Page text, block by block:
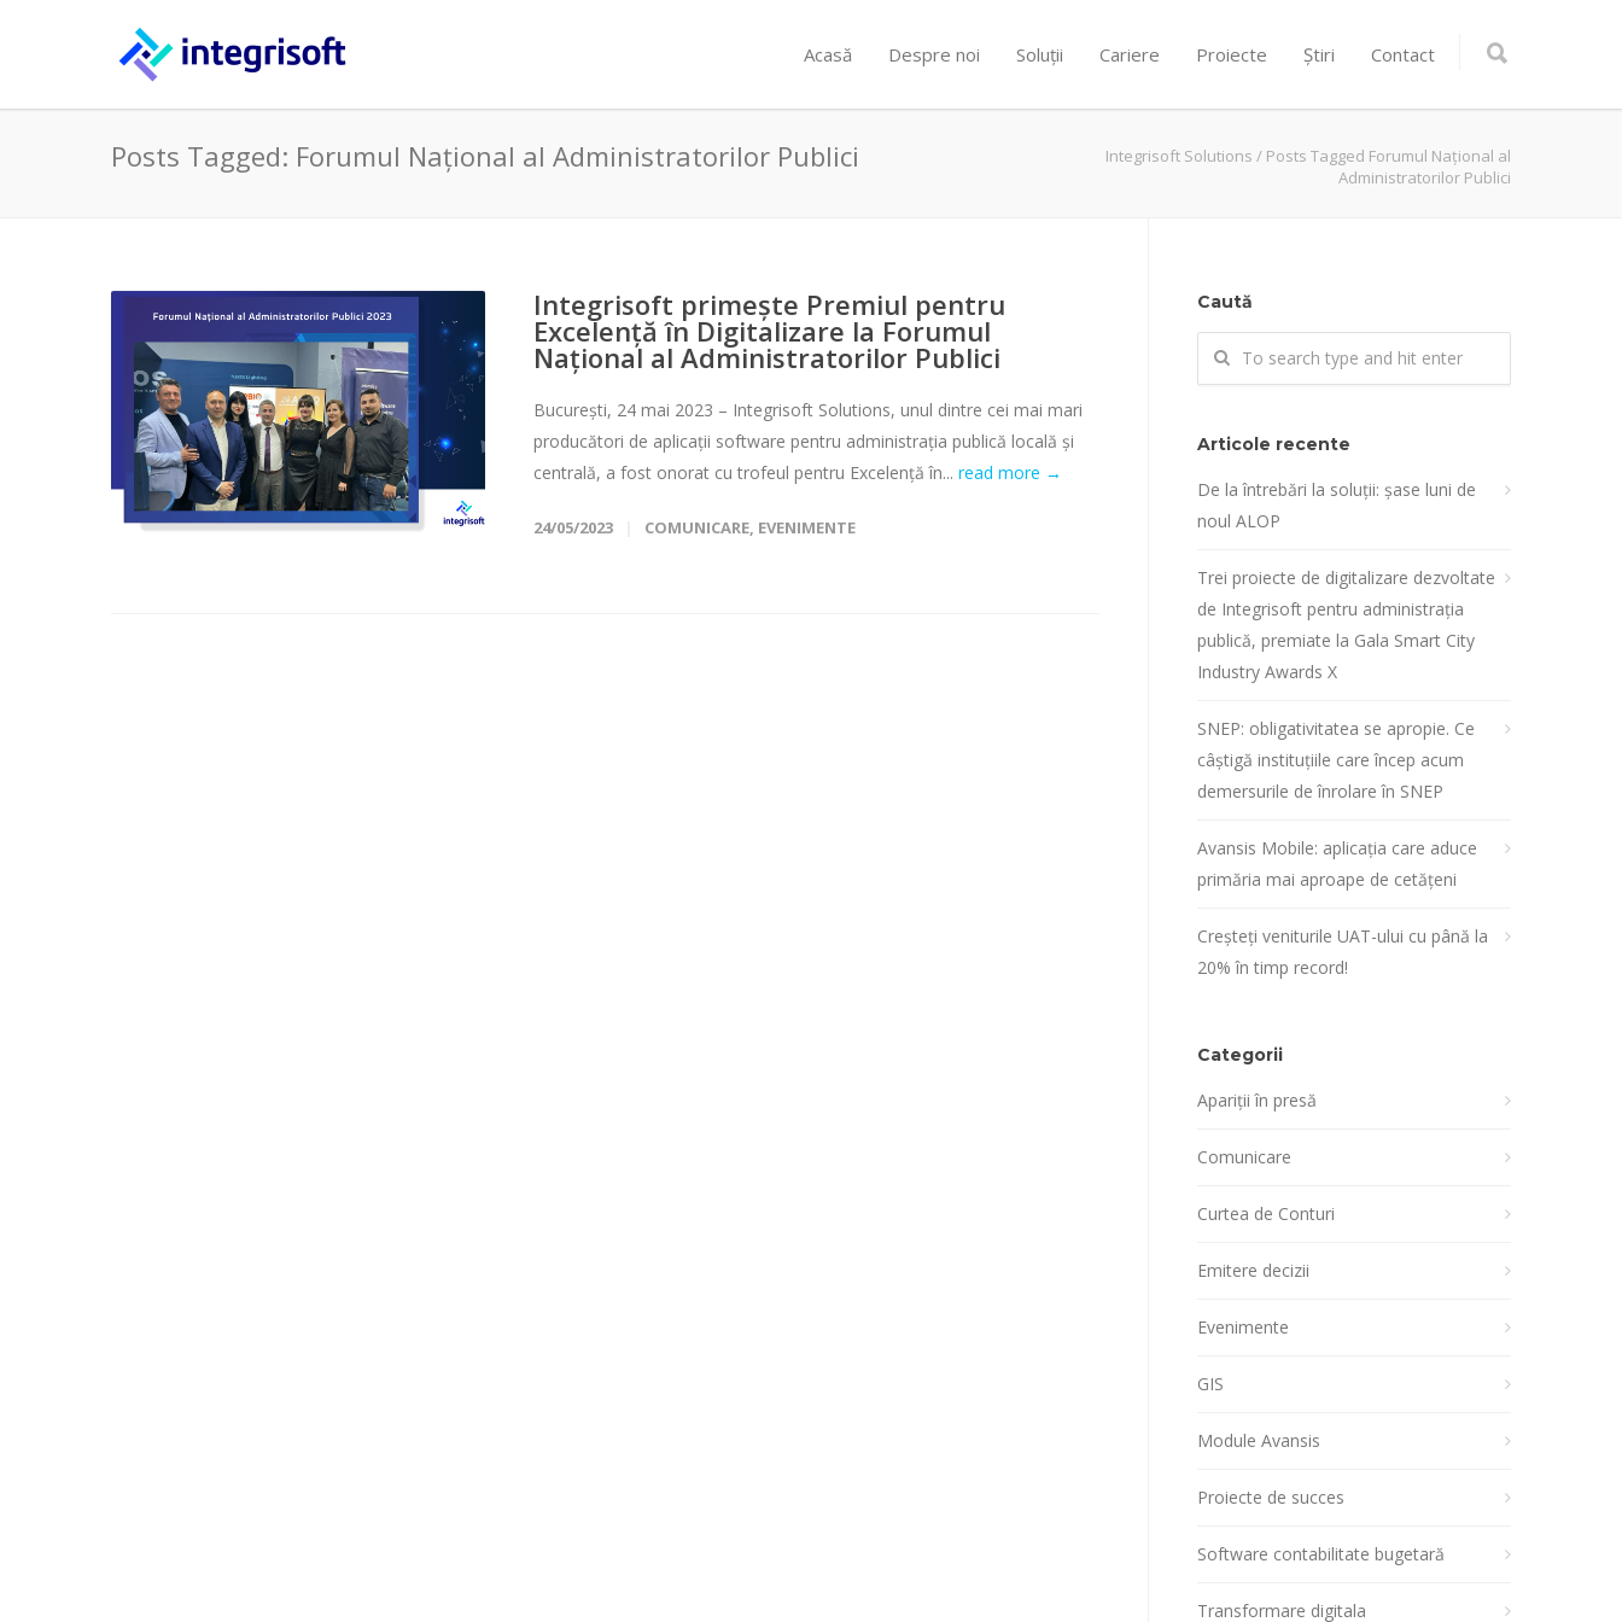
Acasă Despre noi Soluții Cariere Proiecte Știri Contact
Posts Tagged: Forumul Național al Administratorilor Publici Integrisoft Solutions / Posts Tagged Forumul Național al
Administratorilor Publici
Integrisoft primește Premiul pentru
Excelență în Digitalizare la Forumul
Național al Administratorilor Publici
București, 24 mai 2023 – Integrisoft Solutions, unul dintre cei mai mari
producători de aplicații software pentru administrația publică locală și
centrală, a fost onorat cu trofeul pentru Excelență în... read more →
24/05/2023 COMUNICARE, EVENIMENTE
Caută
Articole recente
De la întrebări la soluții: șase luni de
noul ALOP
Trei proiecte de digitalizare dezvoltate
de Integrisoft pentru administrația
publică, premiate la Gala Smart City
Industry Awards X
SNEP: obligativitatea se apropie. Ce
câștigă instituțiile care încep acum
demersurile de înrolare în SNEP
Avansis Mobile: aplicația care aduce
primăria mai aproape de cetățeni
Creșteți veniturile UAT-ului cu până la
20% în timp record!
Categorii
Apariții în presă
Comunicare
Curtea de Conturi
Emitere decizii
Evenimente
GIS
Module Avansis
Proiecte de succes
Software contabilitate bugetară
Transformare digitala